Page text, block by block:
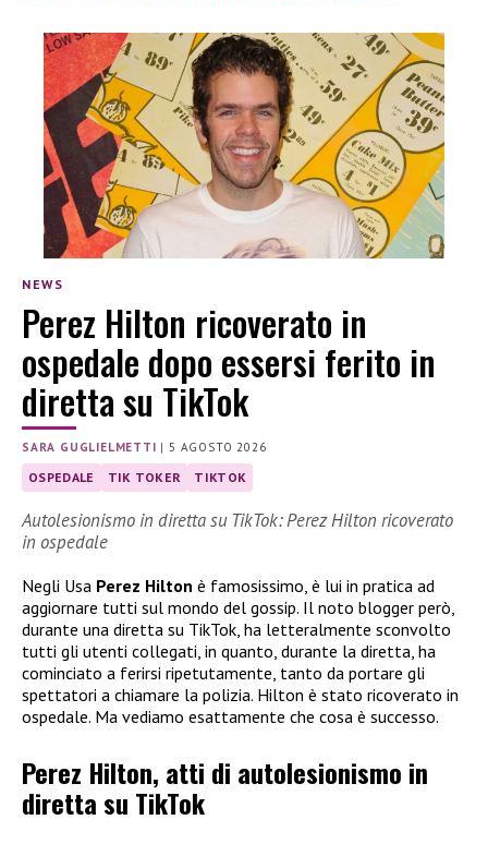
NEWS
Perez Hilton ricoverato in
ospedale dopo essersi ferito in
diretta su TikTok
SARA GUGLIELMETTI | 5 AGOSTO 2026
OSPEDALE TIK TOKER TIKTOK
Autolesionismo in diretta su TikTok: Perez Hilton ricoverato
in ospedale
Negli Usa Perez Hilton è famosissimo, è lui in pratica ad
aggiornare tutti sul mondo del gossip. Il noto blogger però,
durante una diretta su TikTok, ha letteralmente sconvolto
tutti gli utenti collegati, in quanto, durante la diretta, ha
cominciato a ferirsi ripetutamente, tanto da portare gli
spettatori a chiamare la polizia. Hilton è stato ricoverato in
ospedale. Ma vediamo esattamente che cosa è successo.
Perez Hilton, atti di autolesionismo in
diretta su TikTok